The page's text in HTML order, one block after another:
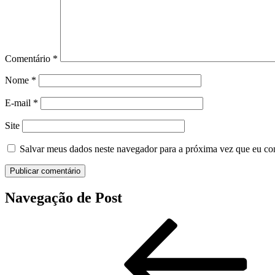
Comentário *
Nome *
E-mail *
Site
Salvar meus dados neste navegador para a próxima vez que eu
Navegação de Post